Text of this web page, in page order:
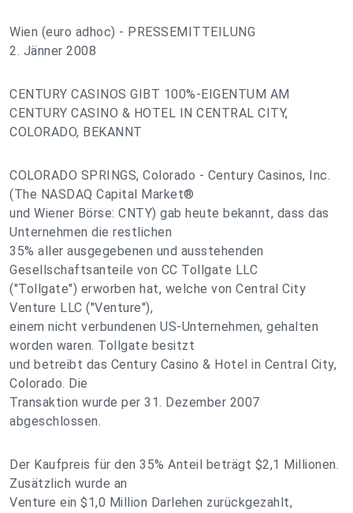
Wien (euro adhoc) - PRESSEMITTEILUNG
2. Jänner 2008
CENTURY CASINOS GIBT 100%-EIGENTUM AM
CENTURY CASINO & HOTEL IN CENTRAL CITY,
COLORADO, BEKANNT
COLORADO SPRINGS, Colorado - Century Casinos, Inc.
(The NASDAQ Capital Market®
und Wiener Börse: CNTY) gab heute bekannt, dass das
Unternehmen die restlichen
35% aller ausgegebenen und ausstehenden
Gesellschaftsanteile von CC Tollgate LLC
("Tollgate") erworben hat, welche von Central City
Venture LLC ("Venture"),
einem nicht verbundenen US-Unternehmen, gehalten
worden waren. Tollgate besitzt
und betreibt das Century Casino & Hotel in Central City,
Colorado. Die
Transaktion wurde per 31. Dezember 2007
abgeschlossen.
Der Kaufpreis für den 35% Anteil beträgt $2,1 Millionen.
Zusätzlich wurde an
Venture ein $1,0 Million Darlehen zurückgezahlt,